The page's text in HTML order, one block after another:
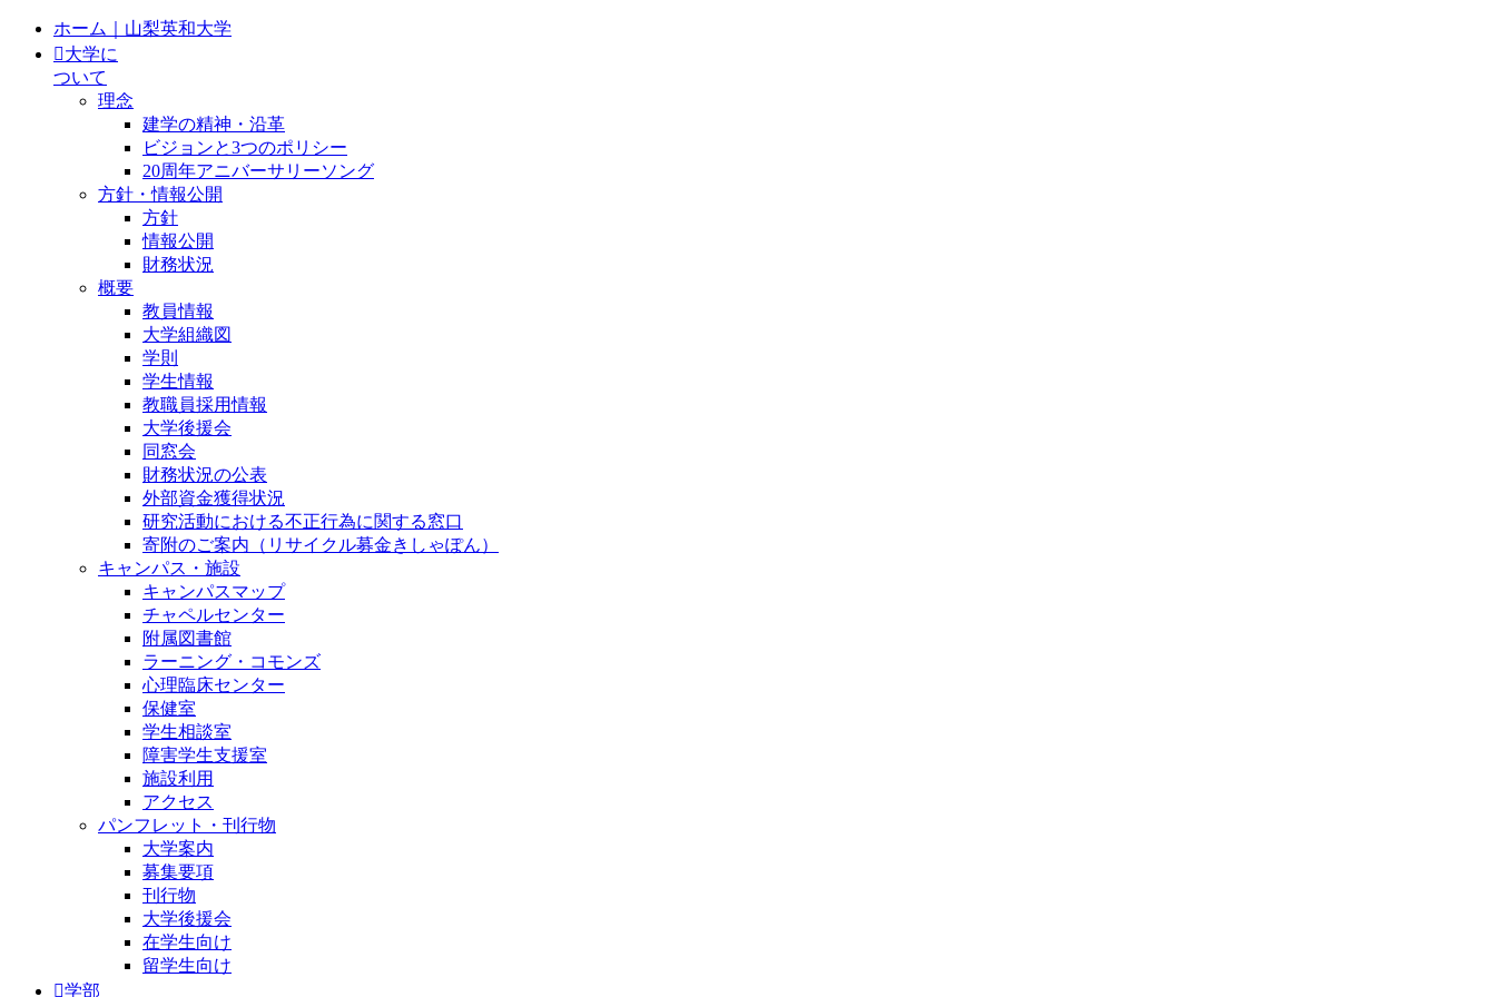
ホーム｜山梨英和大学
大学に
ついて
理念
建学の精神・沿革
ビジョンと3つのポリシー
20周年アニバーサリーソング
方針・情報公開
方針
情報公開
財務状況
概要
教員情報
大学組織図
学則
学生情報
教職員採用情報
大学後援会
同窓会
財務状況の公表
外部資金獲得状況
研究活動における不正行為に関する窓口
寄附のご案内（リサイクル募金きしゃぽん）
キャンパス・施設
キャンパスマップ
チャペルセンター
附属図書館
ラーニング・コモンズ
心理臨床センター
保健室
学生相談室
障害学生支援室
施設利用
アクセス
パンフレット・刊行物
大学案内
募集要項
刊行物
大学後援会
在学生向け
留学生向け
学部